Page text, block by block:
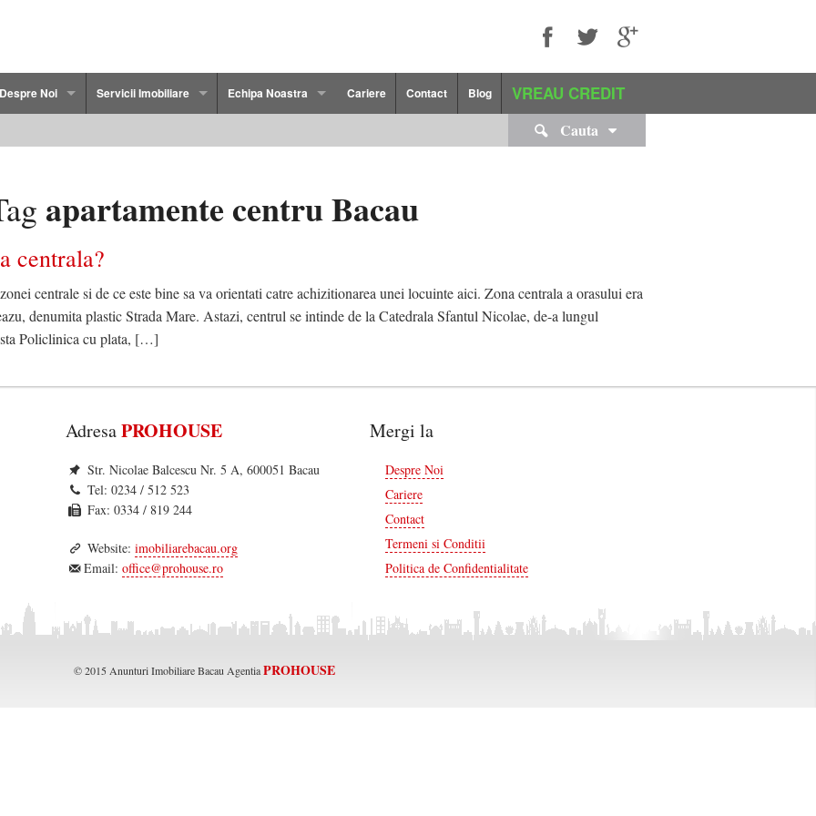
Bacau
Bacau
Bacau
Bacau
Bacau
/ Spatii Industriale Bacau
Bacau
Despre Noi Servicii Imobiliare
Dezvoltatorilor Imobiliari
Echipa Noastra
Marian Duta
Adriana Chiriac
Cariere Contact Blog VREAU CREDIT
Cauta
apartamente centru Bacau
centrala?
centrale si de ce este bine sa va orientati catre achizitionarea unei locuinte aici. Zona centrala a orasului era
denumita plastic Strada Mare. Astazi, centrul se intinde de la Catedrala Sfantul Nicolae, de-a lungul
Policlinica cu plata, […]
AdresaPROHOUSE
Str. Nicolae Balcescu Nr. 5 A, 600051 Bacau
Tel: 0234 / 512 523
Fax: 0334 / 819 244
Website: imobiliarebacau.org
Email: office@prohouse.ro
Mergi la
Despre Noi
Cariere
Contact
Termeni si Conditii
Politica de Confidentialitate
© 2015 Anunturi Imobiliare Bacau AgentiaPROHOUSE